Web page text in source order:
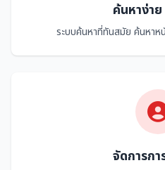
ค้นหาง่าย
ระบบค้นหาที่ทันสมัย ค้นหาห
จัดการกา